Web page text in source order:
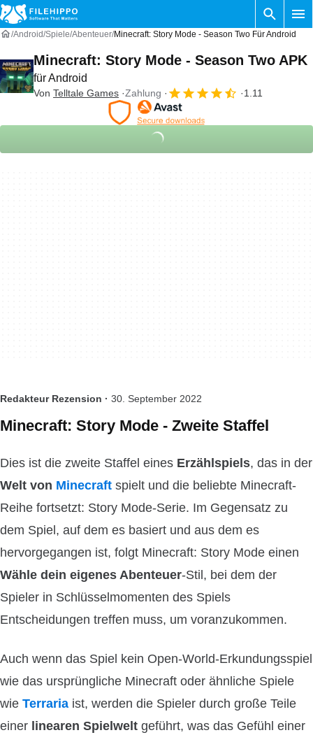
Android Spiele Abenteuer Minecraft: Story Mode - Season Two Für Android
Minecraft: Story Mode - Season Two APK
für Android
Von Telltale Games Zahlung 1.11
Redakteur Rezension · 30. September 2022
Minecraft: Story Mode - Zweite Staffel
Dies ist die zweite Staffel eines Erzählspiels, das in der
Welt von Minecraft spielt und die beliebte Minecraft-
Reihe fortsetzt: Story Mode-Serie. Im Gegensatz zu
dem Spiel, auf dem es basiert und aus dem es
hervorgegangen ist, folgt Minecraft: Story Mode einen
Wähle dein eigenes Abenteuer-Stil, bei dem der
Spieler in Schlüsselmomenten des Spiels
Entscheidungen treffen muss, um voranzukommen.
Auch wenn das Spiel kein Open-World-Erkundungsspiel
wie das ursprüngliche Minecraft oder ähnliche Spiele
wie Terraria ist, werden die Spieler durch große Teile
einer linearen Spielwelt geführt, was das Gefühl einer